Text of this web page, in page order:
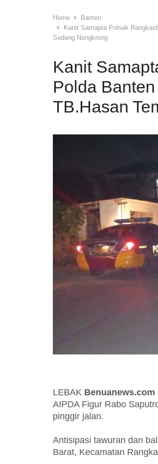
Home
Banten
Kanit Samapta Polsek
Sedang Nongkrong
Kanit
Polda
TB.Hasan
LEBAK Benuanews.com
AIPDA Figur Rabo
pinggir jalan.
Antisipasi tawuran dan
Barat, Kecamatan